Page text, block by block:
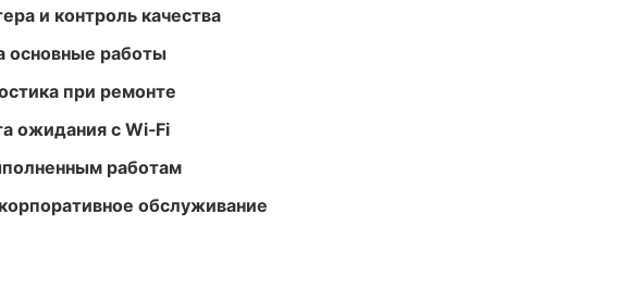
и контроль качества
основные работы
при ремонте
ожидания с Wi‑Fi
работам
обслуживание